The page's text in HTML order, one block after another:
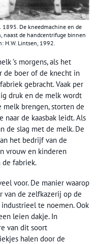
1895. De kneedmachine en de
naast de handcentrifuge binnen
H.W. Lintsen, 1992.
’s morgens, als het
de boer of de knecht in
gebracht. Vaak per
druk en de melk wordt
melk brengen, storten de
de kaasbak leidt. Als
de slag met de melk. De
het bedrijf van de
vrouw en kinderen
de fabriek.
voor. De manier waarop
van de zelfkazerij op de
te noemen. Ook
leien dakje. In
van dit soort
halen door de